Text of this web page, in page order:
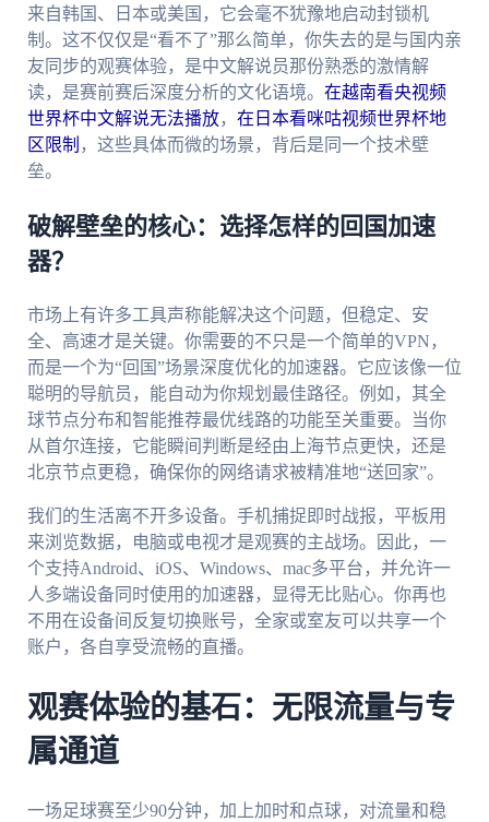
来自韩国、日本或美国，它会毫不犹豫地启动封锁机
制。这不仅仅是“看不了”那么简单，你失去的是与国内亲
友同步的观赛体验，是中文解说员那份熟悉的激情解
读，是赛前赛后深度分析的文化语境。 在越南看央视频
世界杯中文解说无法播放， 在日本看咪咕视频世界杯地
区限制 ，这些具体而微的场景，背后是同一个技术壁
垒。
破解壁垒的核心：选择怎样的回国加速
器？
市场上有许多工具声称能解决这个问题，但稳定、安
全、高速才是关键。你需要的不只是一个简单的VPN，
而是一个为“回国”场景深度优化的加速器。它应该像一位
聪明的导航员，能自动为你规划最佳路径。例如，其全
球节点分布和智能推荐最优线路的功能至关重要。当你
从首尔连接，它能瞬间判断是经由上海节点更快，还是
北京节点更稳，确保你的网络请求被精准地“送回家”。
我们的生活离不开多设备。手机捕捉即时战报，平板用
来浏览数据，电脑或电视才是观赛的主战场。因此，一
个支持Android、iOS、Windows、mac多平台，并允许一
人多端设备同时使用的加速器，显得无比贴心。你再也
不用在设备间反复切换账号，全家或室友可以共享一个
账户，各自享受流畅的直播。
观赛体验的基石：无限流量与专
属通道
一场足球赛至少90分钟，加上加时和点球，对流量和稳